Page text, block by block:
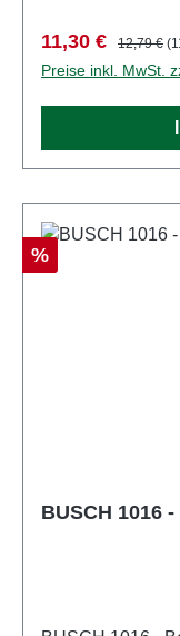
41143719
Verkaufspreis:
11,30 € Regulärer
12,79 €
Preise inkl. MwSt.
Rabatt
%
BUSCH 1016